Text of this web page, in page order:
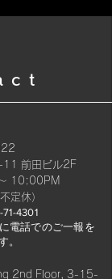
11 前田ビル2F
10:00PM
）
4301
電話でのご一報を
。​
2nd Floor, 3-15-